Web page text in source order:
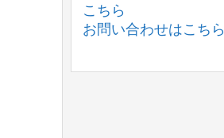
こちら
お問い合わせはこちら